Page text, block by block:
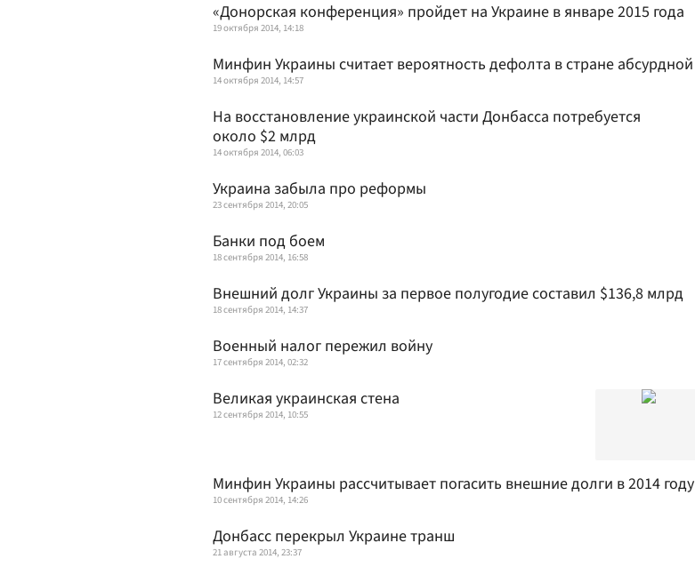
«Донорская конференция» пройдет на Украине в январе 2015 года
19 октября 2014, 14:18
Минфин Украины считает вероятность дефолта в стране абсурдной
14 октября 2014, 14:57
На восстановление украинской части Донбасса потребуется
около $2 млрд
14 октября 2014, 06:03
Украина забыла про реформы
23 сентября 2014, 20:05
Банки под боем
18 сентября 2014, 16:58
Внешний долг Украины за первое полугодие составил $136,8 млрд
18 сентября 2014, 14:37
Военный налог пережил войну
17 сентября 2014, 02:32
Великая украинская стена
12 сентября 2014, 10:55
Минфин Украины рассчитывает погасить внешние долги в 2014 году
10 сентября 2014, 14:26
Донбасс перекрыл Украине транш
21 августа 2014, 23:37